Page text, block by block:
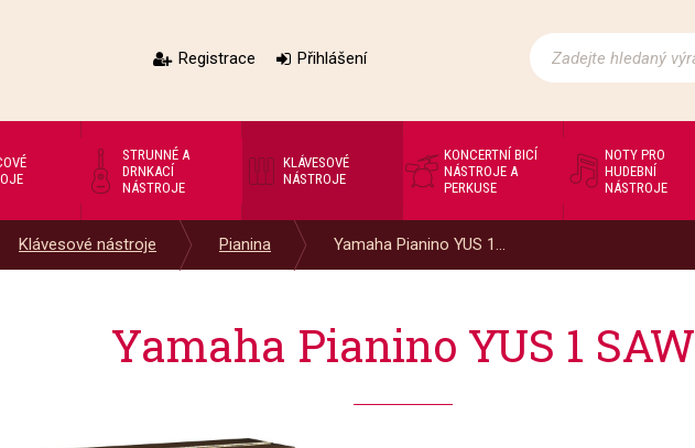
Registrace Přihlášení
STRUNNÉ A
DRNKACÍ
NÁSTROJE
KLÁVESOVÉ
NÁSTROJE
KONCERTNÍ BICÍ
NÁSTROJE A
PERKUSE
NOTY PRO
HUDEBNÍ
NÁSTROJE
Klávesové nástroje Pianina Yamaha Pianino YUS 1...
Yamaha Pianino YUS 1 SAW